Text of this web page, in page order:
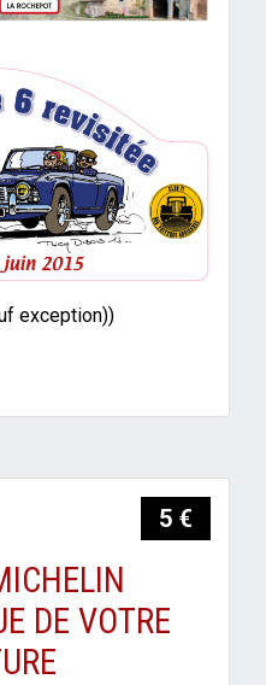
exception))
5 €
DE VOTRE